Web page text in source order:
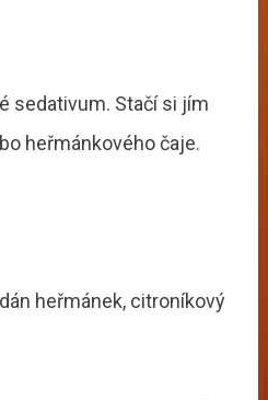
sedativum. Stačí si jím
heřmánkového čaje.
heřmánek, citroníkový